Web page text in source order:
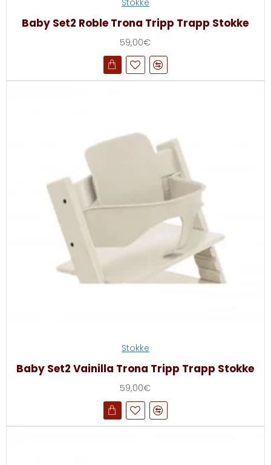
Baby Set2 Roble Trona Tripp Trapp Stokke
59,00€
Stokke
Baby Set2 Vainilla Trona Tripp Trapp Stokke
59,00€